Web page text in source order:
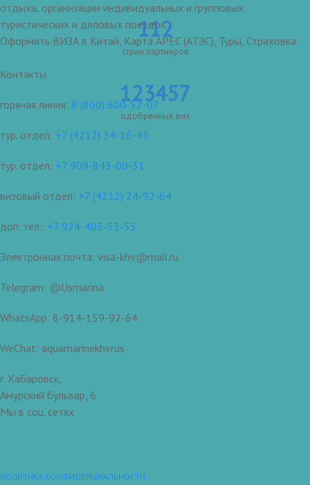
112
стран партнеров
123457
одобренных виз
отдыха, организации индивидуальных и групповых
туристических и деловых поездок.
Оформить ВИЗА в Китай, Карта APEC (АТЭС), Туры, Страховка.
Контакты
горячая линия: 8 (800) 600-52-07
тур. отдел: +7 (4212) 34-16-43
тур. отдел: +7 909-843-00-31
визовый отдел: +7 (4212) 24-92-64
доп. тел.: +7 924-403-53-55
Электронная почта: visa-khv@mail.ru
Telegram: @Usmarina
WhatsApp: 8-914-159-92-64
WeChat: aquamarinekhvrus
г. Хабаровск,
Амурский бульвар, 6
Мы в соц. сетях
ПОЛИТИКА КОНФИДЕНЦИАЛЬНОСТИ